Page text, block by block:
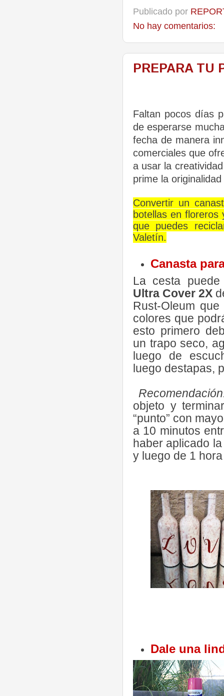
Publicado por
No hay comentarios:
PREPARA TU
Faltan pocos días
de esperarse
fecha de manera
comerciales que
a usar la
prime la
Convertir un
botellas en floreros
que puedes
Valetín.
Canasta
La cesta
Ultra Cover 2X
Rust-Oleum
colores que
esto primero
un trapo seco,
luego de
luego destapas,
objeto y
“punto” con
a 10 minutos
haber aplicado
y luego de 1
Dale una